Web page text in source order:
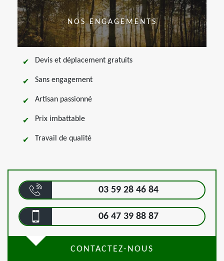
NOS ENGAGEMENTS
Devis et déplacement gratuits
Sans engagement
Artisan passionné
Prix imbattable
Travail de qualité
03 59 28 46 84
06 47 39 88 87
CONTACTEZ-NOUS